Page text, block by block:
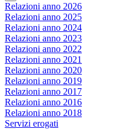
Relazioni anno 2026
Relazioni anno 2025
Relazioni anno 2024
Relazioni anno 2023
Relazioni anno 2022
Relazioni anno 2021
Relazioni anno 2020
Relazioni anno 2019
Relazioni anno 2017
Relazioni anno 2016
Relazioni anno 2018
Servizi erogati